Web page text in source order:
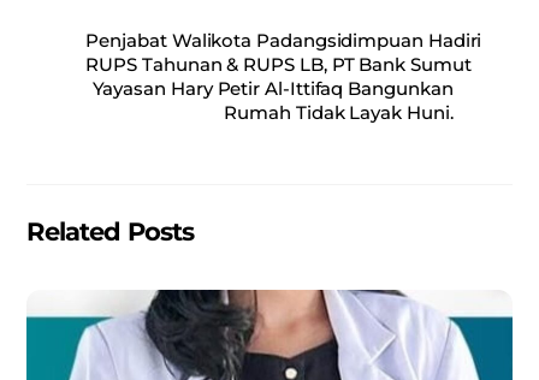
c
e
k
ai
l
at
s
A
ar
e
Penjabat Walikota Padangsidimpuan Hadiri
RUPS Tahunan & RUPS LB, PT Bank Sumut
Yayasan Hary Petir Al-Ittifaq Bangunkan
Rumah Tidak Layak Huni.
Related Posts